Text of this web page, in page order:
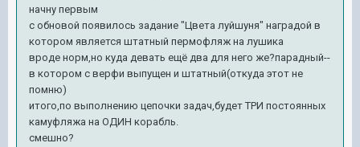
начну первым
с обновой появилось задание "Цвета луйшуня" наградой в
котором является штатный пермофляж на лушика
вроде норм,но куда девать ещё два для него же?парадный--
в котором с верфи выпущен и штатный(откуда этот не
помню)
итого,по выполнению цепочки задач,будет ТРИ постоянных
камуфляжа на ОДИН корабль.
смешно?